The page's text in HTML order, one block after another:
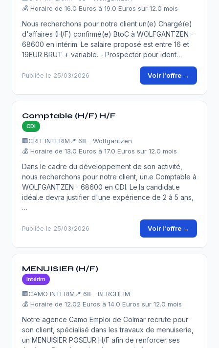
💰 Horaire de 16.0 Euros à 19.0 Euros sur 12.0 mois
Nous recherchons pour notre client un(e) Chargé(e)
d'affaires (H/F) confirmé(e) BtoC à WOLFGANTZEN -
68600 en intérim. Le salaire proposé est entre 16 et
19EUR BRUT + variable. - Prospecter pour ident…
Publiée le 25/03/2026 Voir l'offre →
Comptable (H/F) H/F
CDI
🏢CRIT INTERIM 📍 68 - Wolfgantzen
💰 Horaire de 13.0 Euros à 17.0 Euros sur 12.0 mois
Dans le cadre du développement de son activité,
nous recherchons pour notre client, un.e Comptable à
WOLFGANTZEN - 68600 en CDI. Le.la candidat.e
idéal.e devra justifier d'une expérience de 2 à 5 ans,
…
Publiée le 25/03/2026 Voir l'offre →
MENUISIER (H/F)
Intérim
🏢CAMO INTERIM 📍 68 - BERGHEIM
💰 Horaire de 12.02 Euros à 14.0 Euros sur 12.0 mois
Notre agence Camo Emploi de Colmar recrute pour
son client, spécialisé dans les travaux de menuiserie,
un MENUISIER POSEUR H/F afin de renforcer ses